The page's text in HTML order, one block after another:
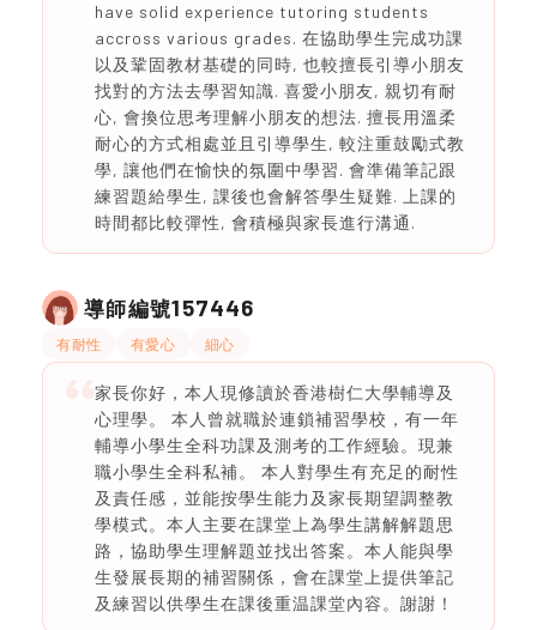
have solid experience tutoring students
accross various grades. 在協助學生完成功課
以及鞏固教材基礎的同時, 也較擅長引導小朋友
找對的方法去學習知識. 喜愛小朋友, 親切有耐
心, 會換位思考理解小朋友的想法. 擅長用溫柔
耐心的方式相處並且引導學生, 較注重鼓勵式教
學, 讓他們在愉快的氛圍中學習. 會準備筆記跟
練習題給學生, 課後也會解答學生疑難. 上課的
時間都比較彈性, 會積極與家長進行溝通.
導師編號157446
有耐性 有愛心 細心
家長你好，本人現修讀於香港樹仁大學輔導及
心理學。 本人曾就職於連鎖補習學校，有一年
輔導小學生全科功課及測考的工作經驗。現兼
職小學生全科私補。 本人對學生有充足的耐性
及責任感，並能按學生能力及家長期望調整教
學模式。本人主要在課堂上為學生講解解題思
路，協助學生理解題並找出答案。本人能與學
生發展長期的補習關係，會在課堂上提供筆記
及練習以供學生在課後重温課堂內容。謝謝！